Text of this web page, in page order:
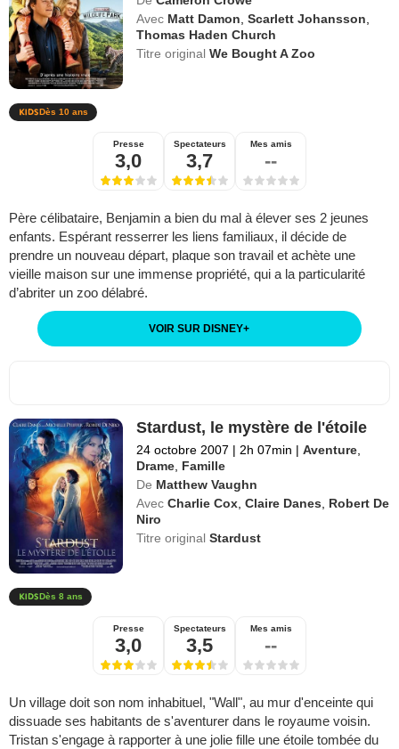
Avec Matt Damon,Scarlett Johansson,
Thomas Haden Church
Titre originalWe Bought A Zoo
Dès 10 ans
Presse
3,0
Spectateurs
3,7
Mes amis
--
Père célibataire, Benjamin a bien du mal à élever ses 2 jeunes
enfants. Espérant resserrer les liens familiaux, il décide de
prendre un nouveau départ, plaque son travail et achète une
vieille maison sur une immense propriété, qui a la particularité
d’abriter un zoo délabré.
VOIR SUR DISNEY+
Stardust, le mystère de l'étoile
24 octobre 2007 | 2h 07min | Aventure,
Drame, Famille
De Matthew Vaughn
Avec Charlie Cox,Claire Danes, Robert De
Niro
Titre originalStardust
Dès 8 ans
Presse
3,0
Spectateurs
3,5
Mes amis
--
Un village doit son nom inhabituel, "Wall", au mur d'enceinte qui
dissuade ses habitants de s'aventurer dans le royaume voisin.
Tristan s'engage à rapporter à une jolie fille une étoile tombée du